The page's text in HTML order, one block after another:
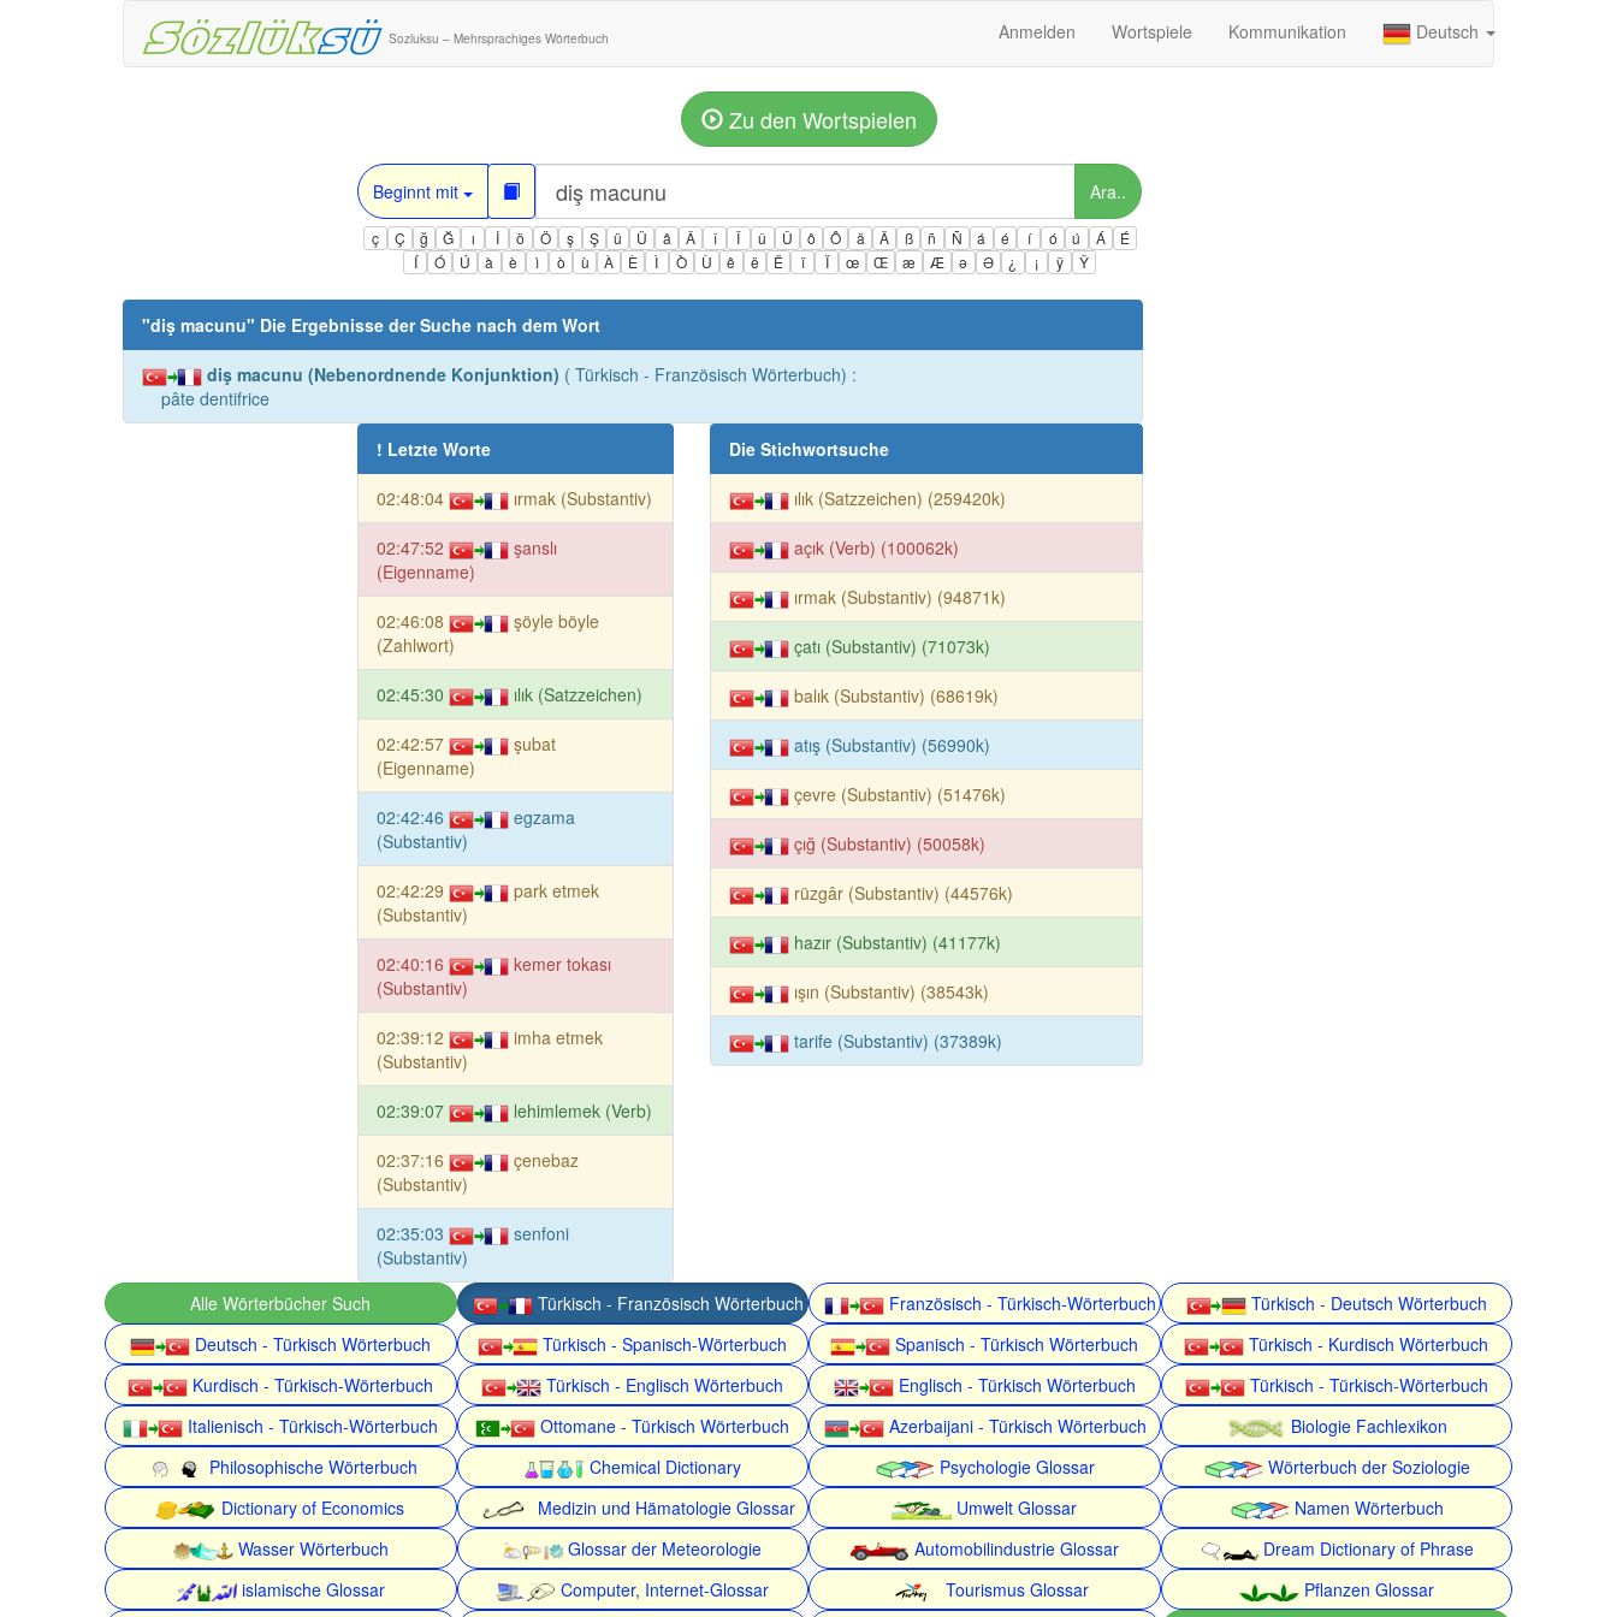
Sozluksu – Mehrsprachiges Wörterbuch Anmelden Wortspiele Kommunikation Deutsch
Zu den Wortspielen
Beginnt mit Ara..
ç Ç ğ Ğ ı İ ö Ö ş Ş ü Ü â Â î Î û Û ô Ô ä Ä ß ñ Ñ á é í ó ú Á
É
Í
Ó Ú à è ì ò ù À È Ì Ò Ù ê ë Ë ï Ï œ Œ æ Æ ə Ə ¿ ¡ ÿ Ÿ
"diş macunu" Die Ergebnisse der Suche nach dem Wort
diş macunu (Nebenordnende Konjunktion) ( Türkisch - Französisch Wörterbuch) :
pâte dentifrice
! Letzte Worte
02:48:04 ırmak (Substantiv)
02:47:52
şanslı
(Eigenname)
02:46:08
şöyle böyle
(Zahlwort)
02:45:30 ılık (Satzzeichen)
02:42:57
şubat
(Eigenname)
02:42:46
egzama
(Substantiv)
02:42:29
park etmek
(Substantiv)
02:40:16
kemer tokası
(Substantiv)
02:39:12
imha etmek
(Substantiv)
02:39:07 lehimlemek (Verb)
02:37:16
çenebaz
(Substantiv)
02:35:03
senfoni
(Substantiv)
Die Stichwortsuche
ılık (Satzzeichen) (259420k)
açık (Verb) (100062k)
ırmak (Substantiv) (94871k)
çatı (Substantiv) (71073k)
balık (Substantiv) (68619k)
atış (Substantiv) (56990k)
çevre (Substantiv) (51476k)
çığ (Substantiv) (50058k)
rüzgâr (Substantiv) (44576k)
hazır (Substantiv) (41177k)
ışın (Substantiv) (38543k)
tarife (Substantiv) (37389k)
Alle Wörterbücher Such Türkisch - Französisch Wörterbuch Französisch - Türkisch-Wörterbuch
Türkisch - Deutsch Wörterbuch
Deutsch - Türkisch Wörterbuch
Türkisch - Spanisch-Wörterbuch Spanisch - Türkisch Wörterbuch
Türkisch - Kurdisch Wörterbuch
Kurdisch - Türkisch-Wörterbuch
Türkisch - Englisch Wörterbuch Englisch - Türkisch Wörterbuch
Türkisch - Türkisch-Wörterbuch
Italienisch - Türkisch-Wörterbuch
Ottomane - Türkisch Wörterbuch Azerbaijani - Türkisch Wörterbuch
Biologie Fachlexikon
Philosophische Wörterbuch
Chemical Dictionary Psychologie Glossar
Wörterbuch der Soziologie
Dictionary of Economics
Medizin und Hämatologie Glossar Umwelt Glossar
Namen Wörterbuch
Wasser Wörterbuch
Glossar der Meteorologie Automobilindustrie Glossar
Dream Dictionary of Phrase
islamische Glossar
Computer, Internet-Glossar Tourismus Glossar Pflanzen Glossar